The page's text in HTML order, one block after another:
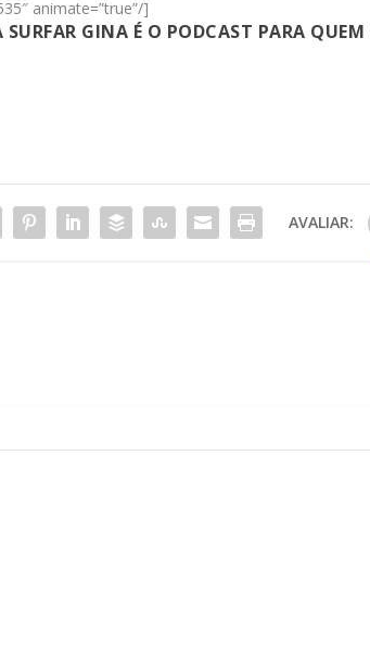
animate=”true”/]
SURFAR GINA É O PODCAST PARA
AVALIAR: